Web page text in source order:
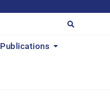
Publications